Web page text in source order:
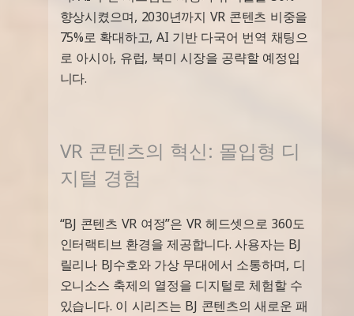
향상시켰으며, 2030년까지 VR 콘텐츠 비중을
75%로 확대하고, AI 기반 다국어 번역 채팅으
로 아시아, 유럽, 북미 시장을 공략할 예정입
니다.
VR 콘텐츠의 혁신: 몰입형 디
지털 경험
“BJ 콘텐츠 VR 여정”은 VR 헤드셋으로 360도
인터랙티브 환경을 제공합니다. 사용자는 BJ
릴리나 BJ수호와 가상 무대에서 소통하며, 디
오니소스 축제의 열정을 디지털로 체험할 수
있습니다. 이 시리즈는 BJ 콘텐츠의 새로운 패